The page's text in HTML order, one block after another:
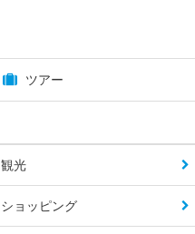
ツアー
観光
ショッピング